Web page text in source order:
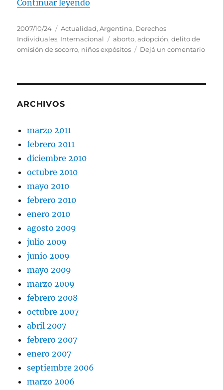
Continuar leyendo
Publicado
el
2007/10/24 Categorías
Actualidad,Argentina, Derechos
Individuales, Internacional Etiquetas
aborto,adopción,delito de
omisión de socorro, niños expósitos Dejá un comentarioen
ARCHIVOS
marzo 2011
febrero 2011
diciembre 2010
octubre 2010
mayo 2010
febrero 2010
enero 2010
agosto 2009
julio 2009
junio 2009
mayo 2009
marzo 2009
febrero 2008
octubre 2007
abril 2007
febrero 2007
enero 2007
septiembre 2006
marzo 2006